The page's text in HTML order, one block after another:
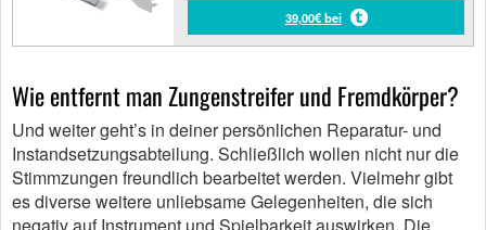
39,00€ bei
Wie entfernt man Zungenstreifer und Fremdkörper?
Und weiter geht’s in deiner persönlichen Reparatur- und
Instandsetzungsabteilung. Schließlich wollen nicht nur die
Stimmzungen freundlich bearbeitet werden. Vielmehr gibt
es diverse weitere unliebsame Gelegenheiten, die sich